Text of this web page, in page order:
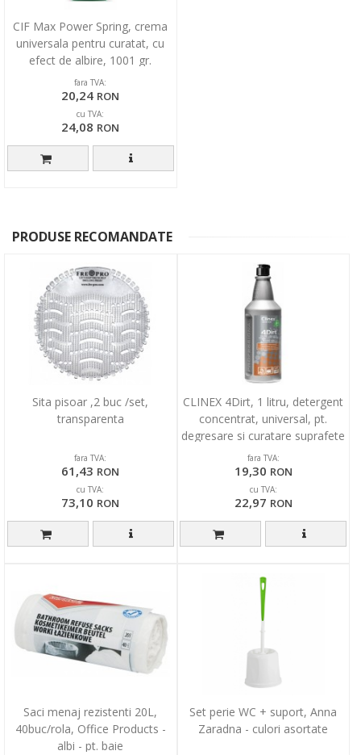
CIF Max Power Spring, crema
universala pentru curatat, cu
efect de albire, 1001 gr.
fara TVA:
20,24 RON
cu TVA:
24,08 RON
PRODUSE RECOMANDATE
Sita pisoar ,2 buc /set,
transparenta
fara TVA:
61,43 RON
cu TVA:
73,10 RON
CLINEX 4Dirt, 1 litru, detergent
concentrat, universal, pt.
degresare si curatare suprafete
murdare
fara TVA:
19,30 RON
cu TVA:
22,97 RON
Saci menaj rezistenti 20L,
40buc/rola, Office Products -
albi - pt. baie
Set perie WC + suport, Anna
Zaradna - culori asortate